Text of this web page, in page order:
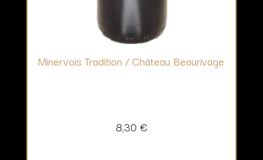
Minervois Tradition / Château Beaurivage
8,30 €